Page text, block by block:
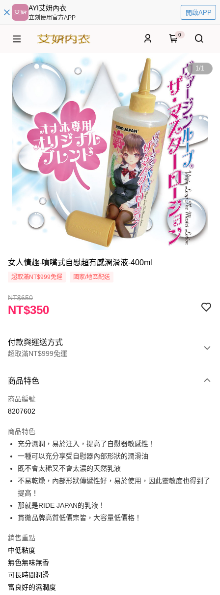
AYI艾妍內衣
立刻使用官方APP
開啟APP
0
1/1
女人情趣-噴嘴式自慰超有感潤滑液-400ml
超取滿NT$999免運 國家/地區配送
NT$650
NT$350
付款與運送方式
超取滿NT$999免運
信用卡一次付款
超商取貨付款
ATM付款
運送方式
全家取貨付款
每筆NT$60，滿NT$999(含以上)免運費
付款後全家取貨
每筆NT$60，滿NT$999(含以上)免運費
付款後7-11取貨
每筆NT$60，滿NT$999(含以上)免運費
商品特色
商品編號
8207602
商品特色
充分濕潤，易於注入，提高了自慰器敏感性！
一種可以充分享受自慰器內部形狀的潤滑油
既不會太稀又不會太濃的天然乳液
不易乾燥，內部形狀傳遞性好，易於使用，因此靈敏度也得到了
提高！
那就是RIDE JAPAN的乳液！
貫徹品牌高質低價宗皆，大容量低價格！
銷售重點
中低粘度
無色無味無香
可長時間潤滑
富良好的濕潤度